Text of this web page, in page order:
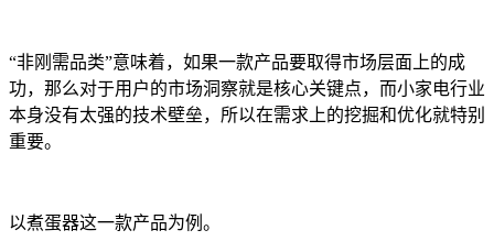
“非刚需品类”意味着，如果一款产品要取得市场层面上的成
功，那么对于用户的市场洞察就是核心关键点，而小家电行业
本身没有太强的技术壁垒，所以在需求上的挖掘和优化就特别
重要。
以煮蛋器这一款产品为例。